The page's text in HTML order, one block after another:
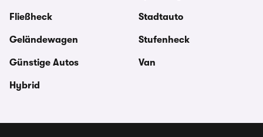
Fließheck
Geländewagen
Günstige Autos
Hybrid
Stadtauto
Stufenheck
Van